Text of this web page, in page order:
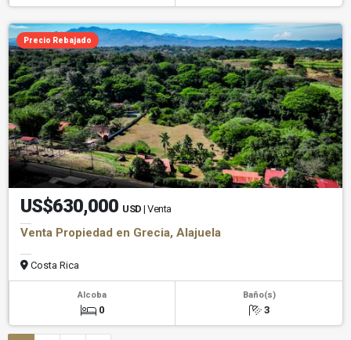
Precio Rebajado
US$630,000 USD | Venta
Venta Propiedad en Grecia, Alajuela
Costa Rica
Alcoba
0
Baño(s)
3